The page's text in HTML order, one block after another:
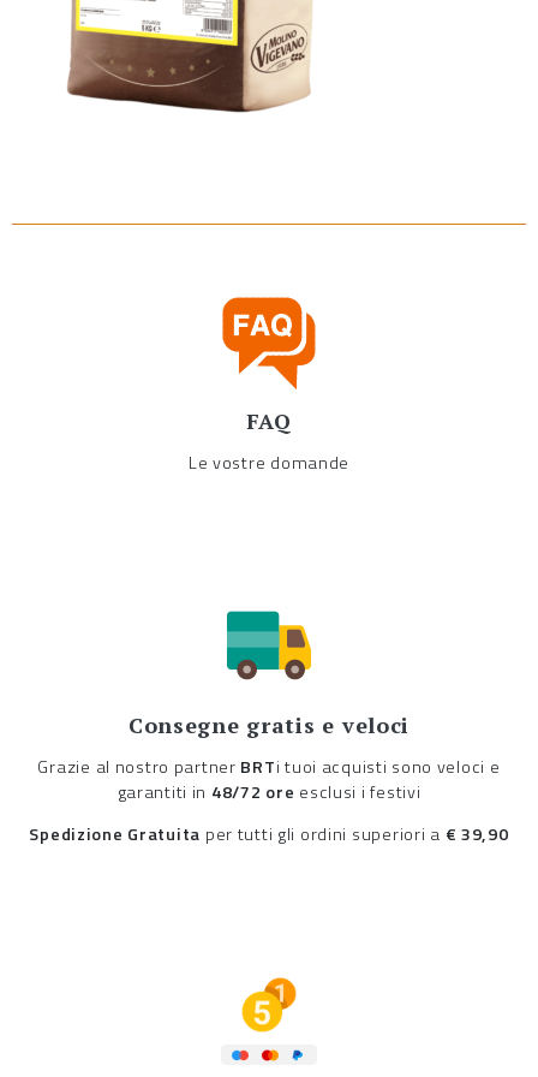
FAQ
Le vostre domande
Consegne gratis e veloci
Grazie al nostro partner BRTi tuoi acquisti sono veloci e
garantiti in 48/72 ore esclusi i festivi
Spedizione Gratuita per tutti gli ordini superiori a € 39,90